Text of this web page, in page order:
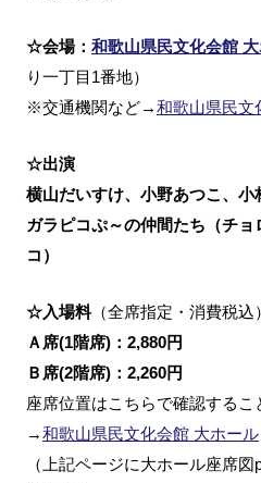
☆会場： 和歌山県民文化会館
り一丁目1番地）
※交通機関など→和歌山県民文
☆出演
横山だいすけ、小野あつこ、小
ガラピコぷ～の仲間たち（チ
コ）
☆入場料（全席指定・消費税込）
Ａ席(1階席)：2,880円
Ｂ席(2階席)：2,260円
座席位置はこちらで確認するこ
→和歌山県民文化会館 大ホール
（上記ページに大ホール座席